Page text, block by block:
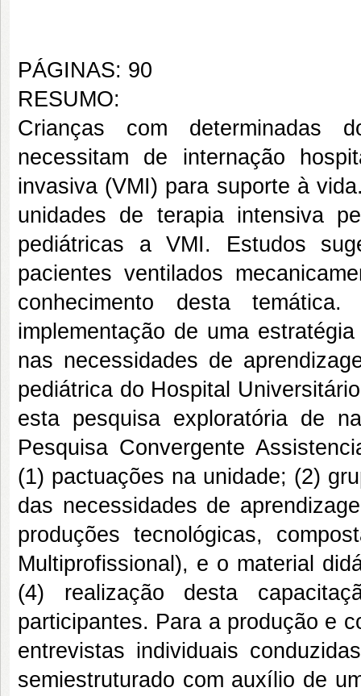
PÁGINAS: 90
RESUMO:
Crianças com determinadas
necessitam de internação
invasiva (VMI) para suporte à
unidades de terapia intensiva
pediátricas a VMI. Estudos
pacientes ventilados
conhecimento desta
implementação de uma
nas necessidades de
pediátrica do Hospital
esta pesquisa exploratória de
Pesquisa Convergente
(1) pactuações na unidade; (2)
das necessidades de
produções tecnológicas,
Multiprofissional), e o material
(4) realização desta
participantes. Para a produção e
entrevistas individuais
semiestruturado com auxílio de